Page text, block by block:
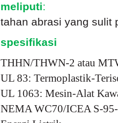
meliputi:
tahan abrasi yang sulit
spesifikasi
THHN/THWN-2 atau
UL 83: Termoplastik-
UL 1063: Mesin-Alat
NEMA WC70/ICEA S-